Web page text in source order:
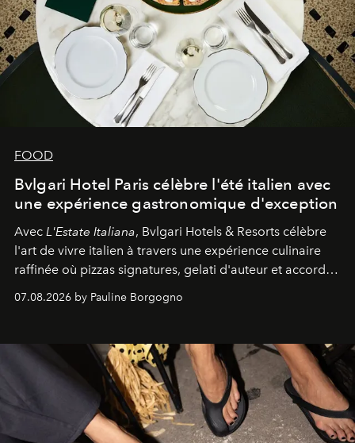
FOOD
Bvlgari Hotel Paris célèbre l'été italien avec
une expérience gastronomique d'exception
Avec L'Estate Italiana, Bvlgari Hotels & Resorts célèbre
l'art de vivre italien à travers une expérience culinaire
raffinée où pizzas signatures, gelati d'auteur et accords
d'exception composent un véritable voyage sensoriel.
07.08.2026 by Pauline Borgogno